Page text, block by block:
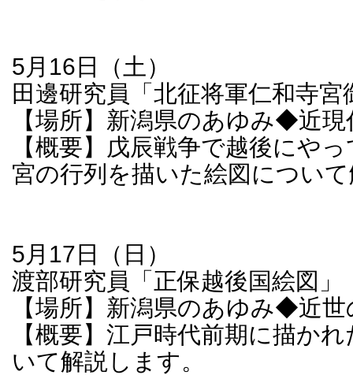
5月16日（土）
田邊研究員「北征将軍仁和寺
【場所】新潟県のあゆみ◆近
【概要】戊辰戦争で越後にや
宮の行列を描いた絵図につい
5月17日（日）
渡部研究員「正保越後国絵図」
【場所】新潟県のあゆみ◆近世
【概要】江戸時代前期に描か
いて解説します。